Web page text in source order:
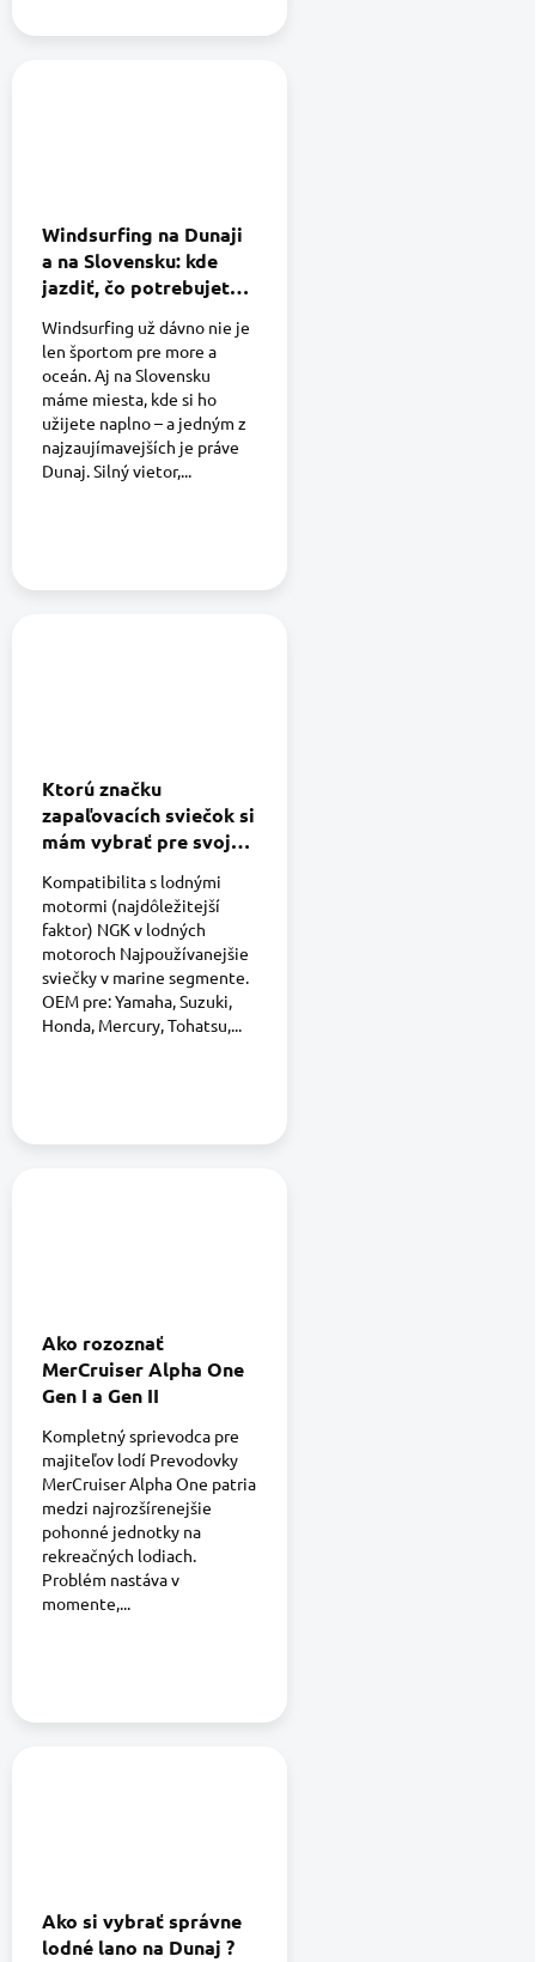
Windsurfing na Dunaji
a na Slovensku: kde
jazdiť, čo potrebujete a
šport pre leto
Windsurfing už dávno nie je
len športom pre more a
oceán. Aj na Slovensku
máme miesta, kde si ho
užijete naplno – a jedným z
najzaujímavejších je práve
Dunaj. Silný vietor,...
Ktorú značku
zapaľovacích sviečok si
mám vybrať pre svoj
Kompatibilita s lodnými
motormi (najdôležitejší
faktor) NGK v lodných
motoroch Najpoužívanejšie
sviečky v marine segmente.
OEM pre: Yamaha, Suzuki,
Honda, Mercury, Tohatsu,...
Ako rozoznať
MerCruiser Alpha One
Gen I a Gen II
Kompletný sprievodca pre
majiteľov lodí Prevodovky
MerCruiser Alpha One patria
medzi najrozšírenejšie
pohonné jednotky na
rekreačných lodiach.
Problém nastáva v
momente,...
Ako si vybrať správne
lodné lano na Dunaj ?